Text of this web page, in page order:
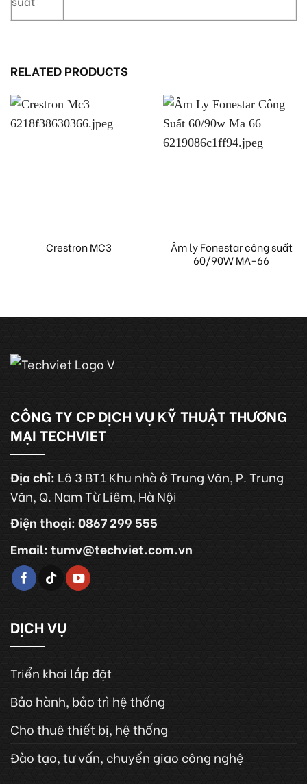
RELATED PRODUCTS
Crestron MC3
Âm ly Fonestar công suất
60/90W MA-66
CÔNG TY CP DỊCH VỤ KỸ THUẬT THƯƠNG
MẠI TECHVIET
Địa chỉ: Lô 3 BT1 Khu nhà ở Trung Văn, P. Trung
Văn, Q. Nam Từ Liêm, Hà Nội
Điện thoại: 0867 299 555
Email: tumv@techviet.com.vn
DỊCH VỤ
Triển khai lắp đặt
Bảo hành, bảo trì hệ thống
Cho thuê thiết bị, hệ thống
Đào tạo, tư vấn, chuyển giao công nghệ